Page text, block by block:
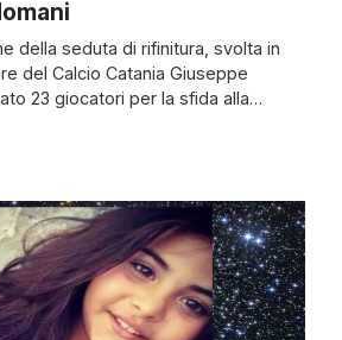
della seduta di rifinitura, svolta in
del Calcio Catania Giuseppe
23 giocatori per la sfida alla
domani alle 15 allo stadio
[…]